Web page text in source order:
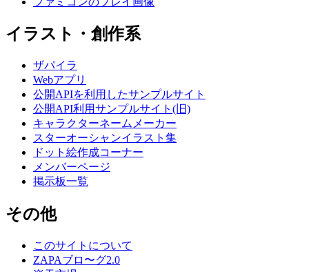
イラスト・創作系
ザパイラ
Webアプリ
公開APIを利用したサンプルサイト
公開API利用サンプルサイト(旧)
キャラクターネームメーカー
スターオーシャンイラスト集
ドット絵作成コーナー
メンバーページ
掲示板一覧
その他
このサイトについて
ZAPAブロ〜グ2.0